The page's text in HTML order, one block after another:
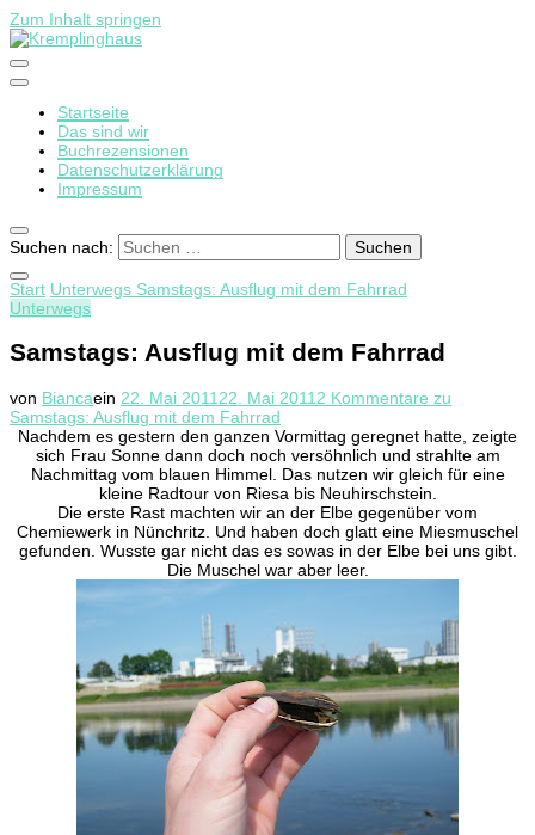
Zum Inhalt springen
Kremplinghaus
Startseite
Das sind wir
Buchrezensionen
Datenschutzerklärung
Impressum
Suchen nach:
Start Unterwegs Samstags: Ausflug mit dem Fahrrad
Unterwegs
Samstags: Ausflug mit dem Fahrrad
von Biancaein 22. Mai 2011 22. Mai 2011 2 Kommentare zu
Samstags: Ausflug mit dem Fahrrad
Nachdem es gestern den ganzen Vormittag geregnet hatte, zeigte
sich Frau Sonne dann doch noch versöhnlich und strahlte am
Nachmittag vom blauen Himmel. Das nutzen wir gleich für eine
kleine Radtour von Riesa bis Neuhirschstein.
Die erste Rast machten wir an der Elbe gegenüber vom
Chemiewerk in Nünchritz. Und haben doch glatt eine Miesmuschel
gefunden. Wusste gar nicht das es sowas in der Elbe bei uns gibt.
Die Muschel war aber leer.